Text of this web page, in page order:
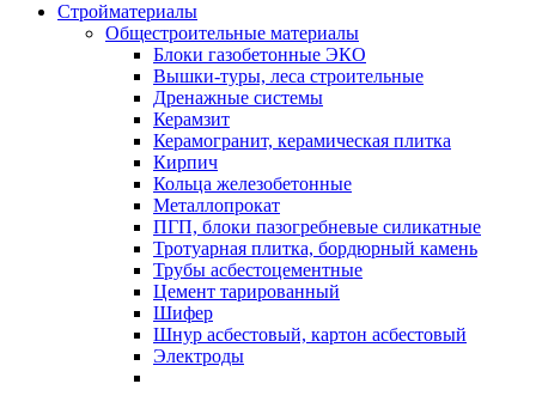
Стройматериалы
Oбщестроительные материалы
Блоки газобетонные ЭКО
Вышки-туры, леса строительные
Дренажные системы
Керамзит
Керамогранит, керамическая плитка
Кирпич
Кольца железобетонные
Металлопрокат
ПГП, блоки пазогребневые силикатные
Тротуарная плитка, бордюрный камень
Трубы асбестоцементные
Цемент тарированный
Шифер
Шнур асбестовый, картон асбестовый
Электроды